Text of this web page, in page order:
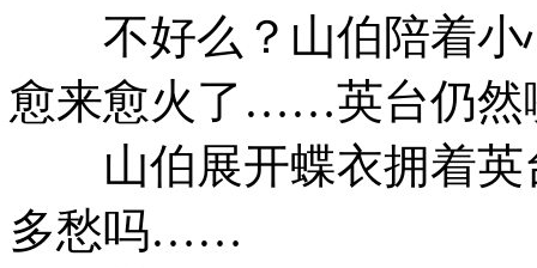
不好么？山伯陪着小
愈来愈火了……英台仍然
山伯展开蝶衣拥着英
多愁吗……